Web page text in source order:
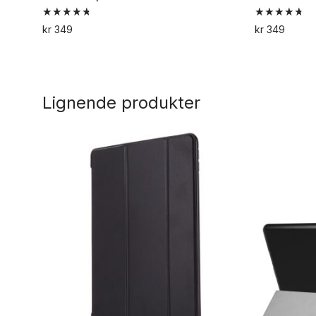
Vurdert
4.79
kr 349
Vurdert
4.82
kr349
Lignende produkter